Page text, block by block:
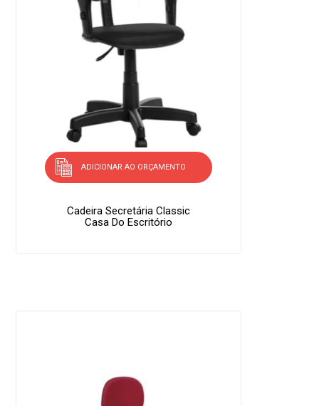
ADICIONAR AO ORÇAMENTO
Cadeira Secretária Classic
Casa Do Escritório